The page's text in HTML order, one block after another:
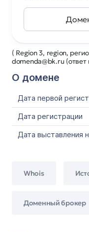
( Region 3, region,
domenda@bk.ru
О домене
Дата первой
Дата регистрации
Дата выставления
Whois
Доменный брокер